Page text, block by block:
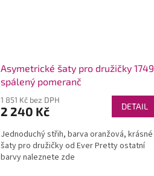
Asymetrické šaty pro družičky 1749
spálený pomeranč
1 851 Kč bez DPH
2 240 Kč DETAIL
Jednoduchý střih, barva oranžová, krásné
šaty pro družičky od Ever Pretty ostatní
barvy naleznete zde